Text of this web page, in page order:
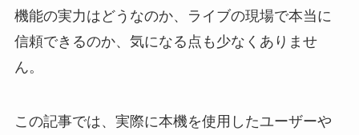
機能の実力はどうなのか、ライブの現場で本当に
信頼できるのか、気になる点も少なくありませ
ん。
この記事では、実際に本機を使用したユーザーや